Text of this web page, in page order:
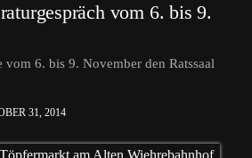
vom 6. bis 9.
6. bis 9. November den Ratssaal
31, 2014